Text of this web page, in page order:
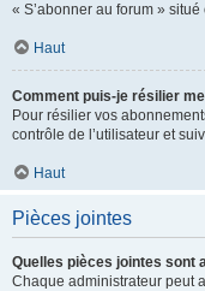
« S’abonner au forum »
Haut
Comment puis-je résilier
Pour résilier vos
contrôle de l’utilisateur et
Haut
Pièces jointes
Quelles pièces jointes sont
Chaque administrateur peut